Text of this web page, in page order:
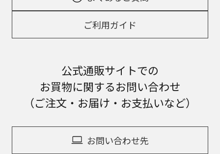
ご利用ガイド
公式通販サイトでの
お買物に関するお問い合わせ
（ご注文・お届け・お支払いなど）
お問い合わせ先